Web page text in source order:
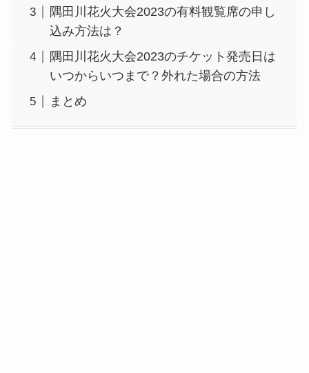
隅田川花火大会2023の有料観覧席の申し
込み方法は？
隅田川花火大会2023のチケット発売日は
いつからいつまで？外れた場合の方法
まとめ